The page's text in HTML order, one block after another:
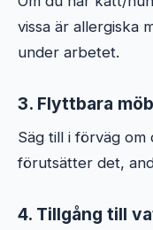
vissa är allergiska
under arbetet.
3. Flyttbara
Säg till i förväg
förutsätter det,
4. Tillgång till